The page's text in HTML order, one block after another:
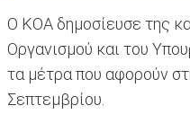
Ο ΚΟΑ δημοσίευσε της
Οργανισμού και του
τα μέτρα που αφορούν
Σεπτεμβρίου.